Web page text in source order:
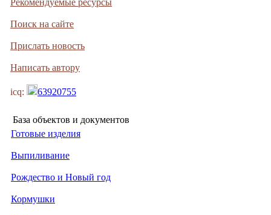
Рекомендуемые ресурсы
Поиск на сайте
Прислать новость
Написать автору
icq: 63920755
База объектов и документов
Готовые изделия
Выпиливание
Рождество и Новый год
Кормушки